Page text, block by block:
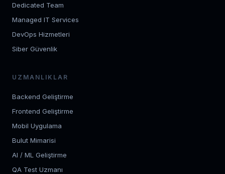
Dedicated Team
Managed IT Services
DevOps Hizmetleri
Siber Güvenlik
UZMANLIKLAR
Backend Geliştirme
Frontend Geliştirme
Mobil Uygulama
Bulut Mimarisi
AI / ML Geliştirme
QA Test Uzmanı